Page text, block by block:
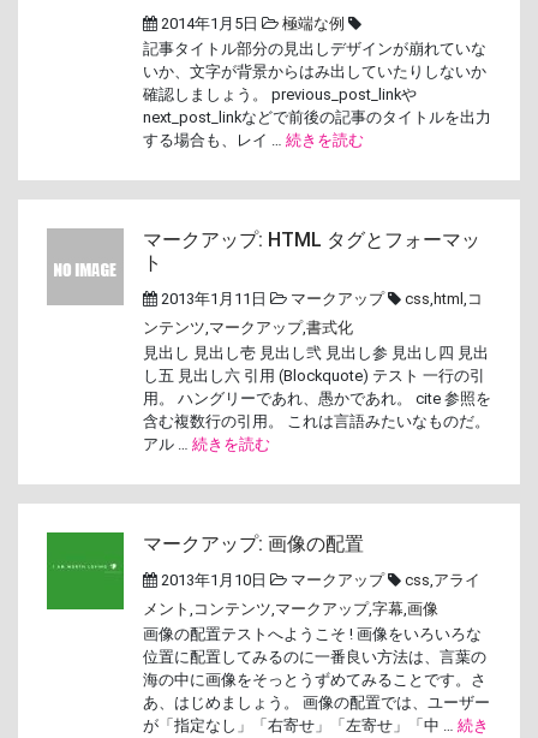
2014年1月5日
極端な例
記事タイトル部分の見出しデザインが崩れていな
いか、文字が背景からはみ出していたりしないか
確認しましょう。 previous_post_linkや
next_post_linkなどで前後の記事のタイトルを出力
する場合も、レイ … 続きを読む
マークアップ: HTML タグとフォーマッ
ト
2013年1月11日 マークアップ css, html , コ
ンテンツ,マークアップ,書式化
見出し 見出し壱 見出し弐 見出し参 見出し四 見出
し五 見出し六 引用 (Blockquote) テスト 一行の引
用。 ハングリーであれ、愚かであれ。 cite 参照を
含む複数行の引用。 これは言語みたいなものだ。
アル … 続きを読む
マークアップ: 画像の配置
2013年1月10日 マークアップ css,アライ
メント , コンテンツ,マークアップ,字幕,画像
画像の配置テストへようこそ ! 画像をいろいろな
位置に配置してみるのに一番良い方法は、言葉の
海の中に画像をそっとうずめてみることです。さ
あ、はじめましょう。 画像の配置では、ユーザー
が「指定なし」「右寄せ」「左寄せ」「中 … 続き